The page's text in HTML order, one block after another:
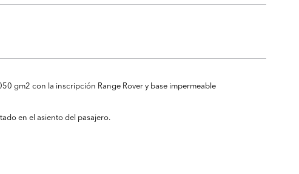
gm2 con la inscripción Range Rover y base impermeable
en el asiento del pasajero.